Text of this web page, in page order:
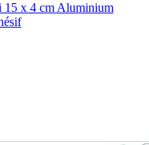
15 x 4 cm Aluminium